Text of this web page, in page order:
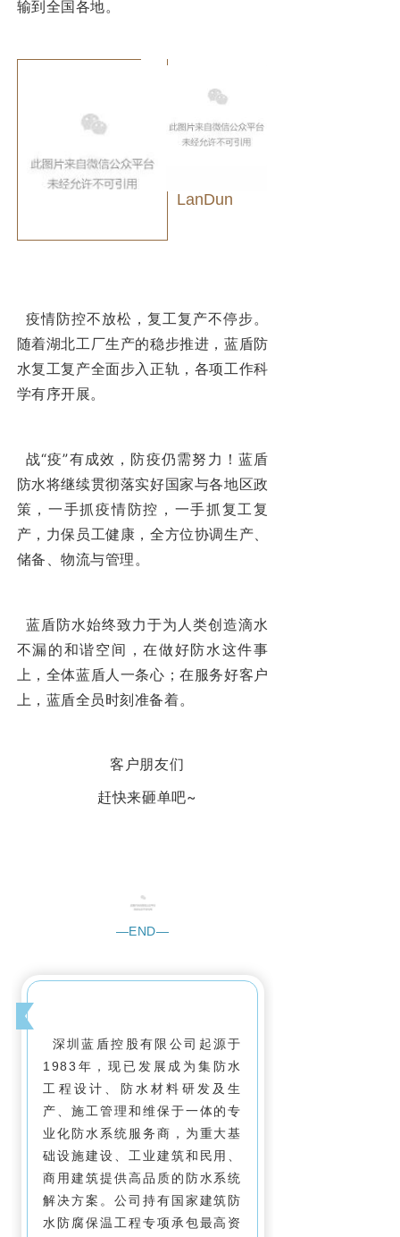
输到全国各地。
LanDun
疫情防控不放松，复工复产不停步。
随着湖北工厂生产的稳步推进，蓝盾防
水复工复产全面步入正轨，各项工作科
学有序开展。
战“疫”有成效，防疫仍需努力！蓝盾
防水将继续贯彻落实好国家与各地区政
策，一手抓疫情防控，一手抓复工复
产，力保员工健康，全方位协调生产、
储备、物流与管理。
蓝盾防水始终致力于为人类创造滴水
不漏的和谐空间，在做好防水这件事
上，全体蓝盾人一条心；在服务好客户
上，蓝盾全员时刻准备着。
客户朋友们
赶快来砸单吧~
—END—
深圳蓝盾控股有限公司起源于
1983年，现已发展成为集防水
工程设计、防水材料研发及生
产、施工管理和维保于一体的专
业化防水系统服务商，为重大基
础设施建设、工业建筑和民用、
商用建筑提供高品质的防水系统
解决方案。公司持有国家建筑防
水防腐保温工程专项承包最高资